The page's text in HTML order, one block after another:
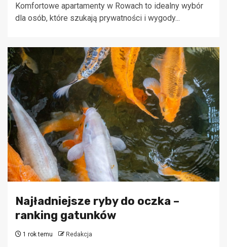
Komfortowe apartamenty w Rowach to idealny wybór
dla osób, które szukają prywatności i wygody...
Najładniejsze ryby do oczka –
ranking gatunków
1 rok temu Redakcja